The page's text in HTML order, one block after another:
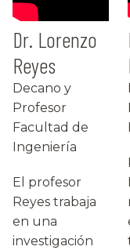
Dr. Lorenzo
Reyes
Decano y
Profesor
Facultad de
Ingeniería
El profesor
Reyes trabaja
en una
investigación